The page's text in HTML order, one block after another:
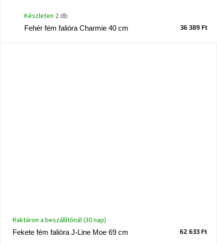
Fehér fém falióra Charmie 40 cm
Készleten 2 db
36 389 Ft
Fekete fém falióra J-Line Moe 69 cm
Raktáron a beszállítónál (30 nap)
62 633 Ft